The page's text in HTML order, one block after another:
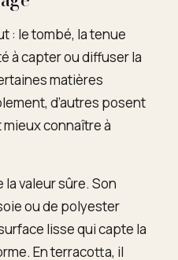
: le tombé, la tenue
à capter ou diffuser la
matières
d’autres posent
connaître à
la valeur sûre. Son
ou de polyester
lisse qui capte la
En terracotta, il